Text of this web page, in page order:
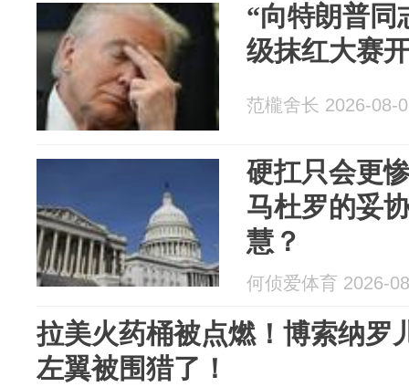
“向特朗普同
级抹红大赛
范櫳舍长 2026-08-
硬扛只会更
马杜罗的妥
慧？
何侦爱体育 2026-
拉美火药桶被点燃！博索纳罗
左翼被围猎了！